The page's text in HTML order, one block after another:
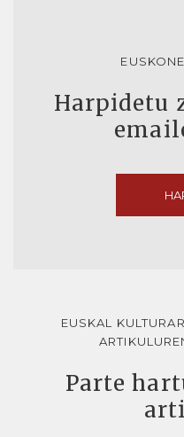
Harpidetu
EUSKAL
Parte